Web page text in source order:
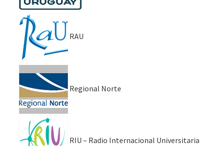
RAU
Regional Norte
RIU – Radio Internacional Universitaria